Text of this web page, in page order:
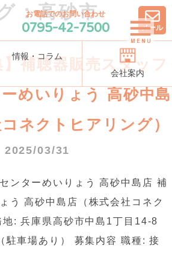
お電話でのお問い合わせ
0795-42-7500 メール
情報・コラム
会社案内
：高砂市
】補聴器販売スタッフ
めいりょう 高砂中島
ネクトヒアリング）
2025/03/31
ンターめいりょう 高砂中島店 補
う 高砂中島店（株式会社コネク
地: 兵庫県高砂市中島1丁目14-8
駐車場あり） 募集内容 職種: 接